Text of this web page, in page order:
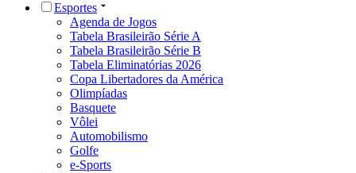
Esportes
Agenda de Jogos
Tabela Brasileirão Série A
Tabela Brasileirão Série B
Tabela Eliminatórias 2026
Copa Libertadores da América
Olimpíadas
Basquete
Vôlei
Automobilismo
Golfe
e-Sports